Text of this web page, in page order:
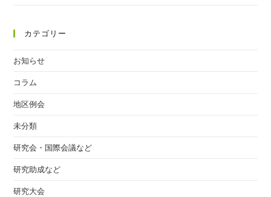
カテゴリー
お知らせ
コラム
地区例会
未分類
研究会・国際会議など
研究助成など
研究大会